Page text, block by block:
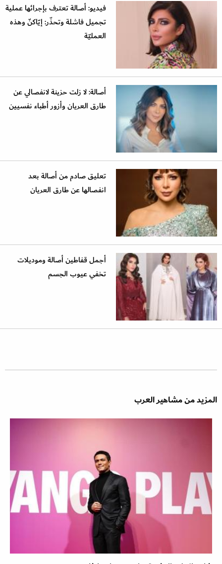
فيديو: أصالة تعترف بإجرائها عملية
تجميل فاشلة وتحذّر: إيّاكنّ وهذه
العمليّة
أصالة: لا زلت حزينة لانفصالي عن
طارق العريان وأزور أطباء نفسيين
تعليق صادم من أصالة بعد
انفصالها عن طارق العريان
أجمل قفاطين أصالة وموديلات
تخفي عيوب الجسم
المزيد من مشاهير العرب